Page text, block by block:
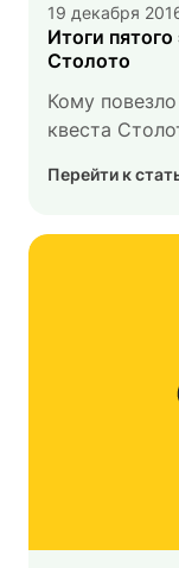
19 декабря
Итоги пятого
Столото
Кому
квеста
Перейти к